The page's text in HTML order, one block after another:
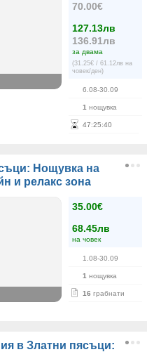
70.00€
127.13лв
136.91лв
за двама
(31.25€ / 61.12лв на
човек/ден)
6.08-30.09
1 нощувка
47:25:39
Нощувка на
и релакс зона
35.00€
68.45лв
на човек
1.08-30.09
1 нощувка
16 грабнати
в Златни пясъци: